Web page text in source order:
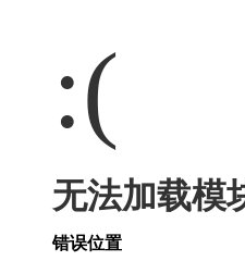
:(
无法加载模
错误位置